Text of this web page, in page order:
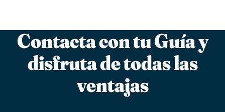
Contacta con tu Guía y
disfruta de todas las
ventajas